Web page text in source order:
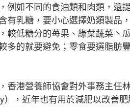
例如不同的食油類和肉類，還
有乳糖，要小心選擇奶類製品
較低糖分的苺果、綠葉蔬菜丶
多的就要避免；零食要選脂肪
香港營養師協會對外事務主任
，近年也有用於減肥以改善